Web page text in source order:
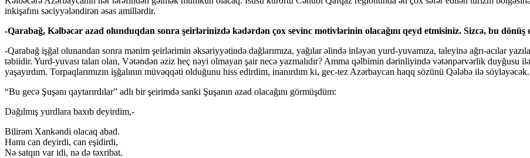
inkişafını səciyyələndirən əsas amillərdir.
-Qarabağ, Kəlbəcər azad olunduqdan sonra şeirlərinizdə kədərdən çox sevinc motivlərinin olacağını qeyd etmisiniz. Sizcə, bu dönüş
-Qarabağ işğal olunandan sonra mənim şeirlərimin əksəriyyətində dağlarımıza, yağılar əlində inləyən yurd-yuvamıza, taleyinə ağrı-acılar
təbiidir. Yurd-yuvası talan olan, Vətəndən əziz heç nəyi olmayan şair necə yazmalıdır? Amma qəlbimin dərinliyində vətənpərvərlik duyğusu
yaşayırdım. Torpaqlarımızın işğalının müvəqqəti olduğunu hiss edirdim, inanırdım ki, gec-tez Azərbaycan haqq sözünü Qələbə ilə söyləyəcək.
“Bu gecə Şuşanı qaytarırdılar” adlı bir şeirimdə sanki Şuşanın azad olacağını görmüşdüm:
Dağılmış yurdlara baxıb deyirdim,-
Bilirəm Xankəndi olacaq abad.
Hamı can deyirdi, can eşidirdi,
Nə satqın var idi, nə də təxribat.